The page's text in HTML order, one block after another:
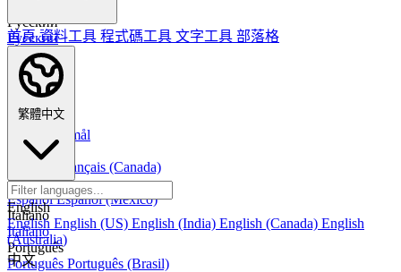
Русский
Русский
Deutsch
Deutsch
Nederlands
Nederlands
Norsk
Norsk Bokmål
Français
Français (Canada)
Español
EspañolEspañol (México)
Italiano
Italiano
Português
Português Português (Brasil)
首頁資料工具 程式碼工具 文字工具 部落格
繁體中文
English
English English (US) English (India) English (Canada) English
(Australia)
中文